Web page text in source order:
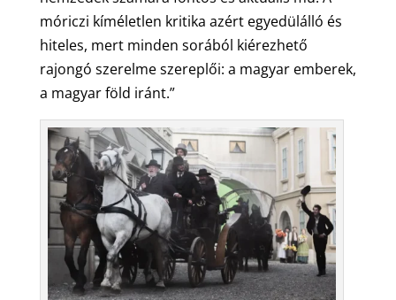
móriczi kíméletlen kritika azért egyedülálló és
hiteles, mert minden sorából kiérezhető
rajongó szerelme szereplői: a magyar emberek,
a magyar föld iránt.”